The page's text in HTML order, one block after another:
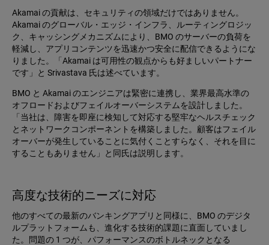
Akamai の貢献は、セキュリティの領域だけではありません。
Akamai のグローバル・エッジ・インフラ、ルーティングロジッ
ク、キャッシングメカニズムにより、BMO のサーバーの負荷を
軽減し、アプリコンテンツを迅速かつ安全に配信できるようにな
りました。「Akamai は可用性の観点からも好ましいパートナー
です」と Srivastava 氏は述べています。
BMO と Akamai のエンジニアは緊密に連携し、業界最高水準の
オフロードおよびフェイルオーバーシステムを設計しました。
「当社は、障害を即座に検知して対応する堅牢なヘルスチェック
とネットワークコンポーネントを構築しました。顧客はフェイル
オーバーが発生していることに気付くことすらなく、それを目に
することもありません」と同氏は説明します。
高度な技術的ニーズに対応
他のすべての最新のバンキングアプリと同様に、BMO のデジタ
ルプラットフォームも、進化する技術的課題に直面していまし
た。問題の 1 つが、パフォーマンスのボトルネックとなる